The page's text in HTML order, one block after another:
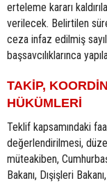
erteleme kararı
verilecek. Belirtilen
ceza infaz edilmiş
başsavcılıklarınca
TAKİP,
HÜKÜMLERİ
Teklif kapsamındaki
değerlendirilmesi,
müteakiben,
Bakanı, Dışişleri